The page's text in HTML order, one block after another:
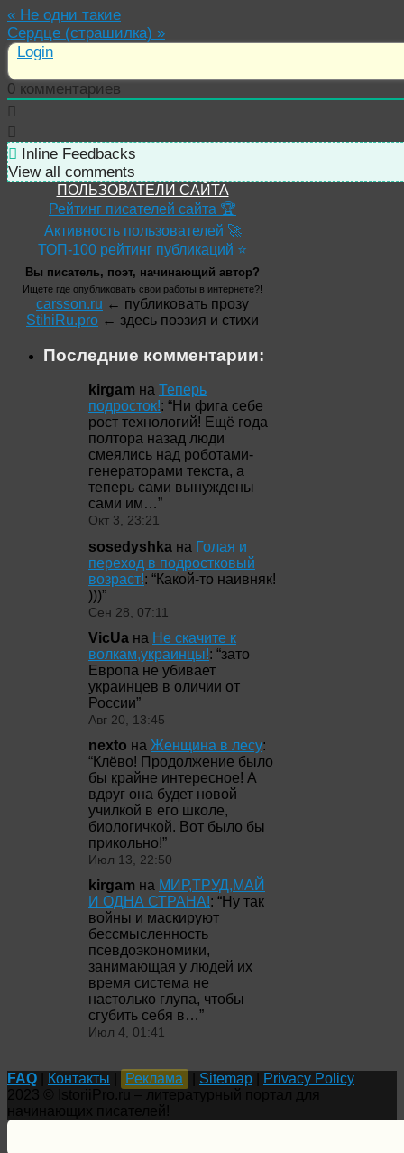
« Не одни такие
Сердце (страшилка) »
Login
0 комментариев
Inline Feedbacks
View all comments
ПОЛЬЗОВАТЕЛИ САЙТА
Рейтинг писателей сайта 🏆
Активность пользователей 🚀
ТОП-100 рейтинг публикаций ⭐
Вы писатель, поэт, начинающий автор?
Ищете где опубликовать свои работы в интернете?!
carsson.ru ← публиковать прозу
StihiRu.pro ← здесь поэзия и стихи
Последние комментарии:
kirgam на Теперь
подросток!: “Ни фига себе
рост технологий! Ещё года
полтора назад люди
смеялись над роботами-
генераторами текста, а
теперь сами вынуждены
сами им…”
Окт 3, 23:21
sosedyshka на Голая и
переход в подростковый
возраст!: “Какой-то наивняк!
)))”
Сен 28, 07:11
VicUa на Не скачите к
волкам,украинцы!: “зато
Европа не убивает
украинцев в оличии от
России”
Авг 20, 13:45
nexto на Женщина в лесу:
“Клёво! Продолжение было
бы крайне интересное! А
вдруг она будет новой
училкой в его школе,
биологичкой. Вот было бы
прикольно!”
Июл 13, 22:50
kirgam на МИР,ТРУД,МАЙ
И ОДНА СТРАНА!: “Ну так
войны и маскируют
бессмысленность
псевдоэкономики,
занимающая у людей их
время система не
настолько глупа, чтобы
сгубить себя в…”
Июл 4, 01:41
FAQ Контакты Реклама Sitemap
Privacy Policy